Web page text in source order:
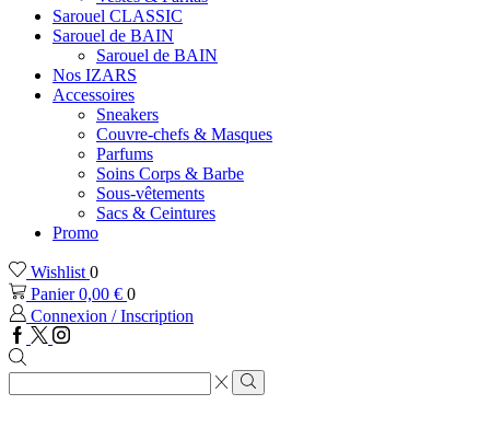
Sarouel CLASSIC
Sarouel de BAIN
Sarouel de BAIN
Nos IZARS
Accessoires
Sneakers
Couvre-chefs & Masques
Parfums
Soins Corps & Barbe
Sous-vêtements
Sacs & Ceintures
Promo
Wishlist 0
Panier0,00 € 0
Connexion / Inscription
Facebook
TwitterInstagram
Zone
de
Rechercher